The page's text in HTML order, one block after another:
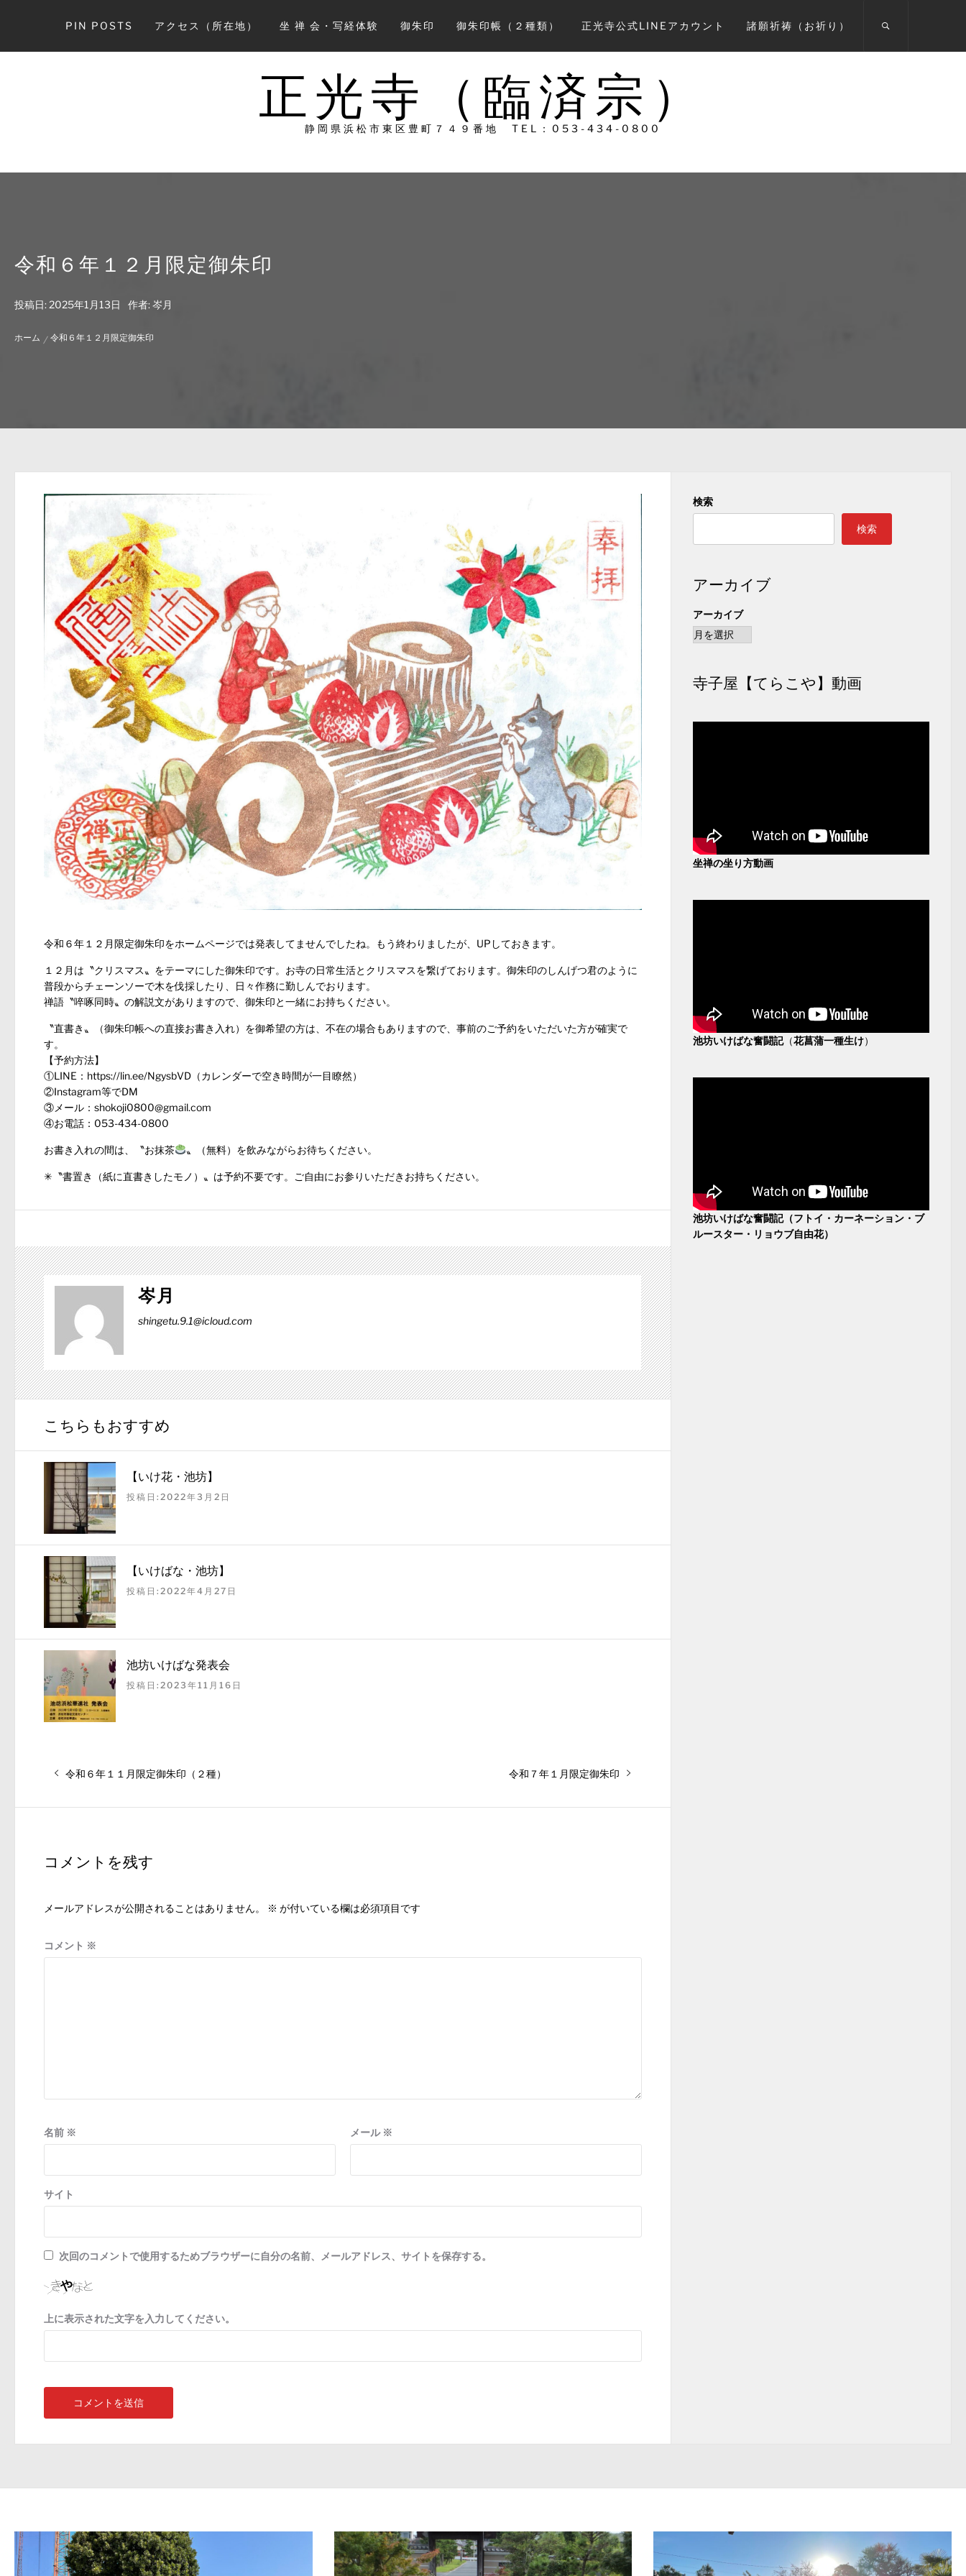
ン
PIN POSTS アクセス（所在地） 坐 禅 会・写経体験 御朱印 御朱印帳（２種類） 正光寺公式LINEアカウント 諸願祈祷（お祈り）
正光寺（臨済宗）
静岡県浜松市東区豊町７４９番地 TEL：053-434-0800
令和６年１２月限定御朱印
投稿日: 2025年1月13日 作者:岑月
ホーム 令和６年１２月限定御朱印
令和６年１２月限定御朱印をホームページでは発表してませんでしたね。もう終わりましたが、UPしておきます。
１２月は〝クリスマス〟をテーマにした御朱印です。お寺の日常生活とクリスマスを繋げております。御朱印のしんげつ君のように
普段からチェーンソーで木を伐採したり、日々作務に勤しんでおります。
禅語〝啐啄同時〟の解説文がありますので、御朱印と一緒にお持ちください。
〝直書き〟（御朱印帳への直接お書き入れ）を御希望の方は、不在の場合もありますので、事前のご予約をいただいた方が確実で
す。
【予約方法】
①LINE： https://lin.ee/NgysbVD （カレンダーで空き時間が一目瞭然）
②Instagram等でDM
③メール：shokoji0800@gmail.com
④お電話：053-434-0800
お書き入れの間は、〝お抹茶 〟（無料）を飲みながらお待ちください。
✳︎〝書置き（紙に直書きしたモノ）〟は予約不要です。ご自由にお参りいただきお持ちください。
岑月
shingetu.9.1@icloud.com
こちらもおすすめ
【いけ花・池坊】
投稿日:2022年3月2日
【いけばな・池坊】
投稿日:2022年4月27日
池坊いけばな発表会
投稿日:2023年11月16日
ナ
ー
ョ
前
投
令和６年１１月限定御朱印（２種）
次
投
令和７年１月限定御朱印
コメントを残す
メールアドレスが公開されることはありません。 ※ が付いている欄は必須項目です
コメント ※
名前 ※ メール ※
サイト
次回のコメントで使用するためブラウザーに自分の名前、メールアドレス、サイトを保存する。
上に表示された文字を入力してください。
検索
検索
アーカイブ
アーカイブ
寺子屋【てらこや】動画
坐禅の坐り方動画
池坊いけばな奮闘記（花菖蒲一種生け）
池坊いけばな奮闘記（フトイ・カーネーション・ブ
ルースター・リョウブ自由花）